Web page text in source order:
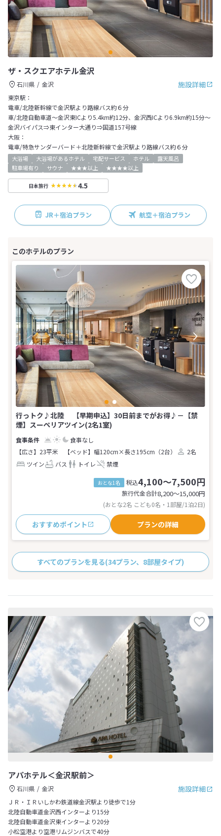
ザ・スクエアホテル金沢
施設詳細
石川県
金沢
東京駅：
電車/北陸新幹線で金沢駅より路線バス約６分
車/北陸自動車道～金沢東ICより5.4km約12分、金沢西ICより6.9km約15分～
金沢バイパス⇒東インター大通り⇒国道157号線
大阪：
電車/特急サンダーバード＋北陸新幹線で金沢駅より路線バス約６分
大浴場 大浴場があるホテル 宅配サービス ホテル
露天風呂
駐車場有り
サウナ ★★★以上 ★★★★以上
日本旅行 4.5
JR＋宿泊プラン 航空＋宿泊プラン
行っトク♪北陸 【早期申込】30日前までがお得♪－【禁
煙】スーペリアツイン(2名1室)
食事なし
【広さ】23平米
【ベッド】幅120cm×長さ195cm（2台）
2名
ツイン
バス トイレ 禁煙
おとな1名 税込4,100～7,500円
旅行代金合計8,200〜15,000円
(おとな2名 こども0名・1部屋/1泊2日)
おすすめポイント プランの詳細
すべてのプランを見る(34プラン、8部屋タイプ)
アパホテル＜金沢駅前＞
施設詳細
石川県
金沢
ＪＲ・ＩＲいしかわ鉄道線金沢駅より徒歩で1分
北陸自動車道金沢西インターより15分
北陸自動車道金沢東インターより20分
小松空港より空港リムジンバスで40分